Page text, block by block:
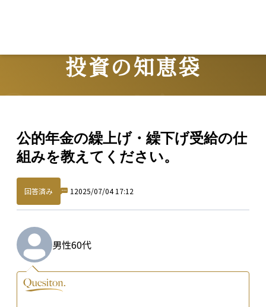
投資の知恵袋
公的年金の繰上げ・繰下げ受給の仕
組みを教えてください。
回答済み 1 2025/07/04 17:12
男性60代